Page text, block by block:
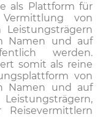
als Plattform für
von
Leistungsträgern
Namen und auf
werden.
somit als reine
von
Namen und auf
Reisevermittlern